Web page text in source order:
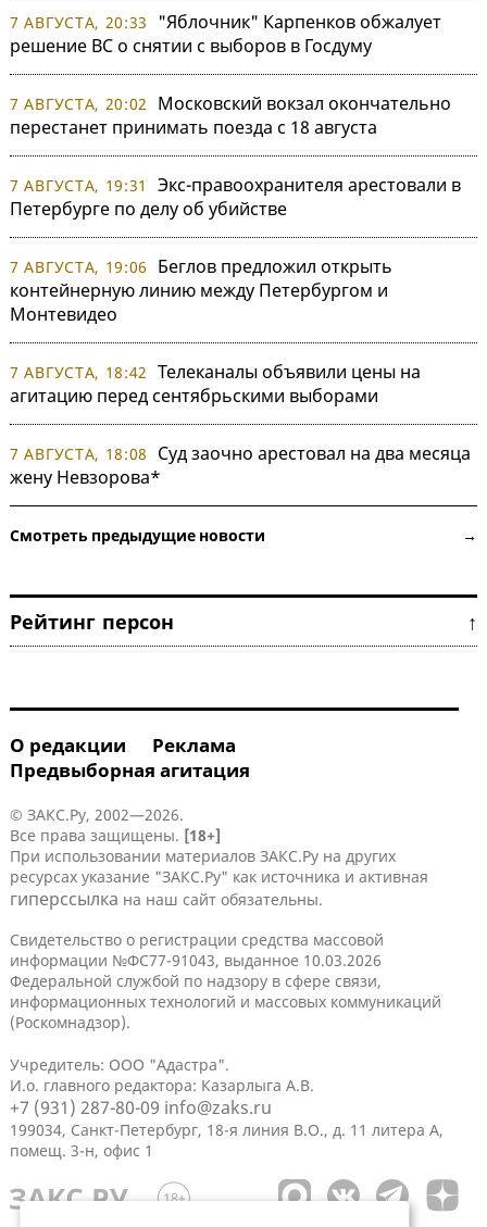
7 АВГУСТА, 20:33
"Яблочник" Карпенков обжалует
решение ВС о снятии с выборов в Госдуму
7 АВГУСТА, 20:02
Московский вокзал окончательно
перестанет принимать поезда с 18 августа
7 АВГУСТА, 19:31
Экс-правоохранителя арестовали в
Петербурге по делу об убийстве
7 АВГУСТА, 19:06
Беглов предложил открыть
контейнерную линию между Петербургом и
Монтевидео
7 АВГУСТА, 18:42 Телеканалы объявили цены на
агитацию перед сентябрьскими выборами
7 АВГУСТА, 18:08
Суд заочно арестовал на два месяца
жену Невзорова*
Смотреть предыдущие новости →
Рейтинг персон ↑
О редакции
Реклама
Предвыборная агитация
© ЗАКС.Ру, 2002—2026.
Все права защищены. [18+]
При использовании материалов ЗАКС.Ру на других
ресурсах указание "ЗАКС.Ру" как источника и активная
гиперссылка на наш сайт обязательны.
Свидетельство о регистрации средства массовой
информации №ФС77-91043, выданное 10.03.2026
Федеральной службой по надзору в сфере связи,
информационных технологий и массовых коммуникаций
(Роскомнадзор).
Учредитель: ООО "Адастра".
И.о. главного редактора: Казарлыга А.В.
+7 (931) 287-80-09 info@zaks.ru
199034, Санкт-Петербург, 18-я линия В.О., д. 11 литера А,
помещ. 3-н, офис 1